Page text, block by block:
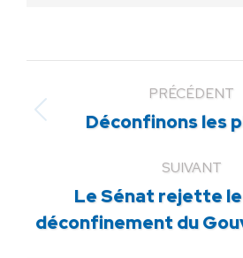
PRÉCÉDENT
Article
:
Déconfinons les
SUIVANT
Article
suivant
Le Sénat rejette
déconfinement du